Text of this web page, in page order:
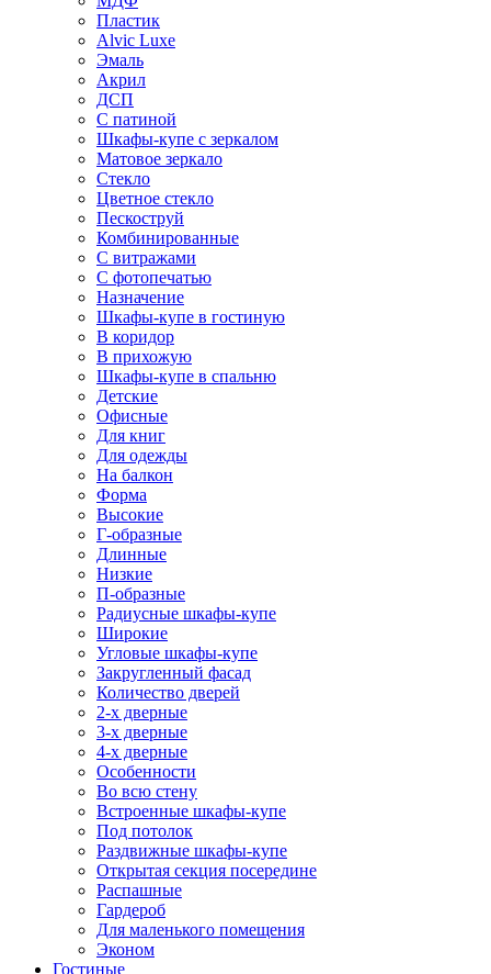
Пластик
Alvic Luxe
Эмаль
Акрил
ДСП
С патиной
Шкафы-купе с зеркалом
Матовое зеркало
Стекло
Цветное стекло
Пескоструй
Комбинированные
С витражами
С фотопечатью
Назначение
Шкафы-купе в гостиную
В коридор
В прихожую
Шкафы-купе в спальню
Детские
Офисные
Для книг
Для одежды
На балкон
Форма
Высокие
Г-образные
Длинные
Низкие
П-образные
Радиусные шкафы-купе
Широкие
Угловые шкафы-купе
Закругленный фасад
Количество дверей
2-х дверные
3-х дверные
4-х дверные
Особенности
Во всю стену
Встроенные шкафы-купе
Под потолок
Раздвижные шкафы-купе
Открытая секция посередине
Распашные
Гардероб
Для маленького помещения
Эконом
Гостиные